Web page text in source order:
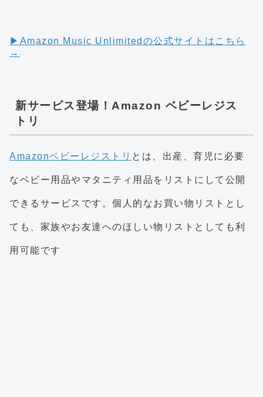
▶︎Amazon Music Unlimitedの公式サイトはこちら
→
新サービス登場！Amazon ベビーレジス
トリ
Amazonベビーレジストリ とは、出産、育児に必要
なベビー用品やマタニティ用品をリストにして公開
できるサービスです。個人的なお買い物リストとし
ても、家族やお友達へのほしい物リストとしても利
用可能です